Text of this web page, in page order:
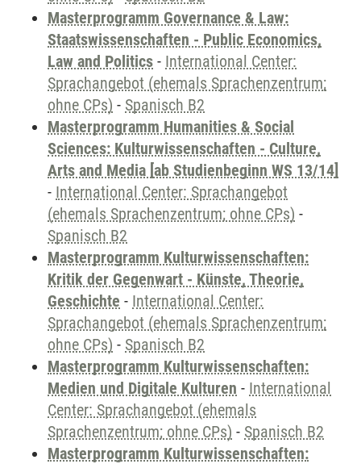
Masterprogramm Governance & Law:
Staatswissenschaften - Public Economics,
Law and Politics - International Center:
Sprachangebot (ehemals Sprachenzentrum;
ohne CPs) - Spanisch B2
Masterprogramm Humanities & Social
Sciences: Kulturwissenschaften - Culture,
Arts and Media [ab Studienbeginn WS 13/14]
- International Center: Sprachangebot
(ehemals Sprachenzentrum; ohne CPs) -
Spanisch B2
Masterprogramm Kulturwissenschaften:
Kritik der Gegenwart - Künste, Theorie,
Geschichte - International Center:
Sprachangebot (ehemals Sprachenzentrum;
ohne CPs) - Spanisch B2
Masterprogramm Kulturwissenschaften:
Medien und Digitale Kulturen - International
Center: Sprachangebot (ehemals
Sprachenzentrum; ohne CPs) - Spanisch B2
Masterprogramm Kulturwissenschaften: